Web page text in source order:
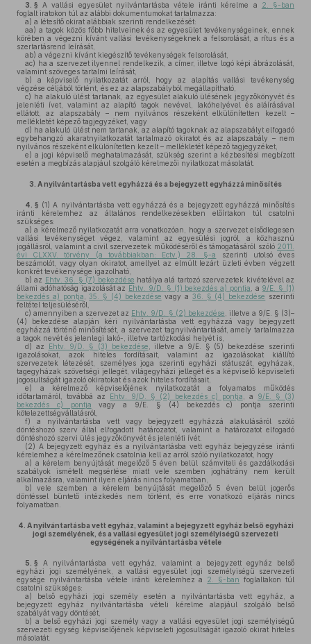
3. § A vallási egyesület nyilvántartásba vétele iránti kérelme a 2. §-ban
foglalt iratokon túl az alábbi dokumentumokat tartalmazza:
a) a létesítő okirat alábbiak szerinti rendelkezését:
aa) a tagok közös főbb hitelveinek és az egyesület tevékenységeinek, ennek
körében a végezni kívánt vallási tevékenységeknek a felsorolását, a rítus és a
szertartásrend leírását,
ab) a végezni kívánt kiegészítő tevékenységek felsorolását,
ac) ha a szervezet ilyennel rendelkezik, a címer, illetve logó képi ábrázolását,
valamint szöveges tartalmi leírását,
b) a képviselő nyilatkozatát arról, hogy az alapítás vallási tevékenység
végzése céljából történt, és ez az alapszabályból megállapítható,
c) ha alakuló ülést tartanak, az egyesület alakuló ülésének jegyzőkönyvét és
jelenléti ívet, valamint az alapító tagok nevével, lakóhelyével és aláírásával
ellátott, az alapszabály – nem nyilvános részeként elkülönítetten kezelt –
mellékletét képező tagjegyzéket, vagy
d) ha alakuló ülést nem tartanak, az alapító tagoknak az alapszabályt elfogadó
egybehangzó akaratnyilatkozatát tartalmazó okiratot és az alapszabály – nem
nyilvános részeként elkülönítetten kezelt – mellékletét képező tagjegyzéket,
e) a jogi képviselő meghatalmazását, szükség szerint a kézbesítési megbízott
esetén a megbízás alapjául szolgáló kérelmezői nyilatkozat másolatát.
3. A nyilvántartásba vett egyházzá és a bejegyzett egyházzá minősítés
4. § (1) A nyilvántartásba vett egyházzá és a bejegyzett egyházzá minősítés
iránti kérelemhez az általános rendelkezésekben előírtakon túl csatolni
szükséges:
a) a kérelmező nyilatkozatát arra vonatkozóan, hogy a szervezet elsődlegesen
vallási tevékenységet végez, valamint az egyesülési jogról, a közhasznú
jogállásról, valamint a civil szervezetek működéséről és támogatásáról szóló 2011.
évi CLXXV. törvény (a továbbiakban: Ectv.) 28. §-a
szerinti utolsó éves
beszámolót, vagy olyan okiratot, amellyel az elmúlt lezárt üzleti évben végzett
konkrét tevékenysége igazolható,
b) az Ehtv. 36. § (7) bekezdése hatálya alá tartozó szervezetek kivételével az
állami adóhatóság igazolását az Ehtv. 9/D. § (1) bekezdés a) pontja , a 9/E. § (1)
bekezdés a) pontja ,35. § (4) bekezdése vagy a 36. § (4) bekezdése szerinti
feltétel teljesüléséről,
c) amennyiben a szervezet az Ehtv. 9/D. § (2) bekezdése , illetve a 9/E. § (3)–
(4) bekezdése alapján kéri nyilvántartásba vett egyházzá vagy bejegyzett
egyházzá történő minősítését, a szervezet tagnyilvántartását, amely tartalmazza
a tagok nevét és jelenlegi lakó-, illetve tartózkodási helyét is,
d) az Ehtv. 9/D. § (3) bekezdése , illetve a 9/E. § (5) bekezdése szerinti
igazolásokat, azok hiteles fordításait, valamint az igazolásokat kiállító
szervezetek létezését, személyes joga szerinti egyházi státuszát, egyházak,
tagegyházak szövetségi jellegét, világegyházi jellegét és a képviselő képviseleti
jogosultságát igazoló okiratokat és azok hiteles fordításait,
e) a kérelmező képviselőjének nyilatkozatát a folyamatos működés
időtartamáról, továbbá az Ehtv. 9/D. § (2) bekezdés c) pontja , a 9/E. § (3)
bekezdés c) pontja vagy a 9/E. § (4) bekezdés c) pontja szerinti
kötelezettségvállalásról,
f) a nyilvántartásba vett vagy bejegyzett egyházzá alakulásáról szóló
döntéshozó szerv által elfogadott határozatot, valamint a határozatot elfogadó
döntéshozó szervi ülés jegyzőkönyvét és jelenléti ívét.
(2) A bejegyzett egyház és a nyilvántartásba vett egyház bejegyzése iránti
kérelemhez a kérelmezőnek csatolnia kell az arról szóló nyilatkozatot, hogy
a) a kérelem benyújtását megelőző 5 éven belül számviteli és gazdálkodási
szabályok ismételt megsértése miatt vele szemben joghátrány nem került
alkalmazásra, valamint ilyen eljárás nincs folyamatban,
b) vele szemben a kérelem benyújtását megelőző 5 éven belül jogerős
döntéssel büntető intézkedés nem történt, és erre vonatkozó eljárás nincs
folyamatban.
4. A nyilvántartásba vett egyház, valamint a bejegyzett egyház belső egyházi
jogi személyének, és a vallási egyesület jogi személyiségű szervezeti
egységének a nyilvántartásba vétele
5. § A nyilvántartásba vett egyház, valamint a bejegyzett egyház belső
egyházi jogi személyének, a vallási egyesület jogi személyiségű szervezeti
egysége nyilvántartásba vétele iránti kérelemhez a 2. §-ban foglaltakon túl
csatolni szükséges:
a) belső egyházi jogi személy esetén a nyilvántartásba vett egyház, a
bejegyzett egyház nyilvántartásba vételi kérelme alapjául szolgáló belső
szabályát vagy döntését,
b) a belső egyházi jogi személy vagy a vallási egyesület jogi személyiségű
szervezeti egység képviselőjének képviseleti jogosultságát igazoló okirat hiteles
másolatát.